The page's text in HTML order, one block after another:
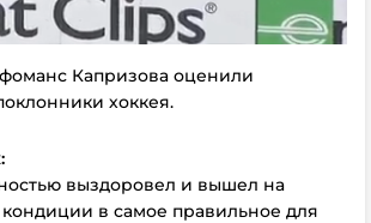
Капризова оценили
хоккея.
выздоровел и вышел на
в самое правильное для